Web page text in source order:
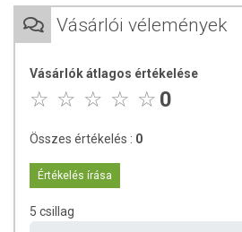
Ajánlott napi adag:5 ml (1 mérőkanál,
1 teáskanál). A terméket önmagban vagy
ajánljuk fogyasztásra.
ÖSSZETÉTEL
Artemisinin: 60 mg
E-vitamin: 12 mg
Klorofill: 1 mg
Vásárlói vélemények
Vásárlók átlagos értékelése
0
Összes értékelés : 0
Értékelés írása
5 csillag